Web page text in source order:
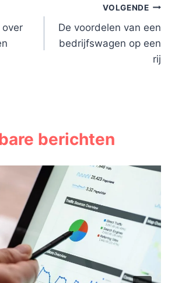
VOLGENDE
De voordelen van een
bedrijfswagen op een
rij
berichten